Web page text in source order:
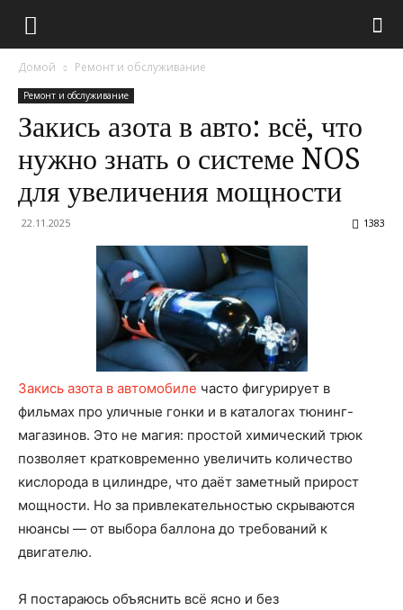
Домой Ремонт и обслуживание
Ремонт и обслуживание
Закись азота в авто: всё, что
нужно знать о системе NOS
для увеличения мощности
22.11.2025 1383
Закись азота в автомобиле часто фигурирует в
фильмах про уличные гонки и в каталогах тюнинг-
магазинов. Это не магия: простой химический трюк
позволяет кратковременно увеличить количество
кислорода в цилиндре, что даёт заметный прирост
мощности. Но за привлекательностью скрываются
нюансы — от выбора баллона до требований к
двигателю.
Я постараюсь объяснить всё ясно и без